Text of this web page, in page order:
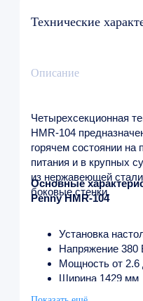
Технические
Описание
Четырехсекционная
HMR-104
горячем состоянии на
питания и в крупных
из нержавеющей
боковые стенки.
Основные
Penny HMR-104
Установка
Напряжение 380
Мощность от 2.6
Ширина 1429 мм